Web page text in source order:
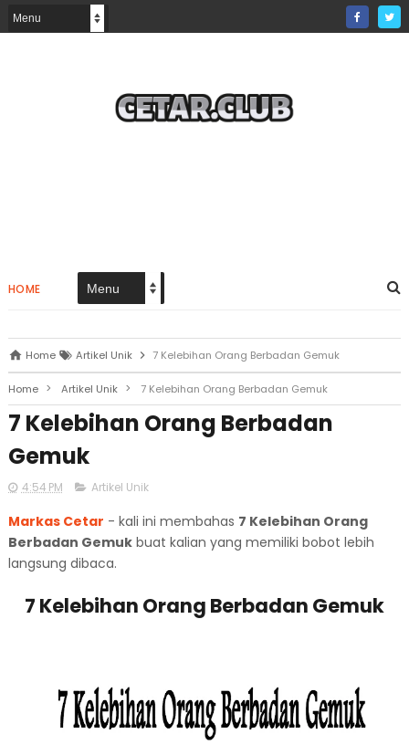
HOME
Home Artikel Unik 7 Kelebihan Orang Berbadan Gemuk
Home > Artikel Unik > 7 Kelebihan Orang Berbadan Gemuk
7 Kelebihan Orang Berbadan
Gemuk
4:54 PM Artikel Unik
Markas Cetar - kali ini membahas 7 Kelebihan Orang
Berbadan Gemukbuat kalian yang memiliki bobot lebih
langsung dibaca.
7 Kelebihan Orang Berbadan Gemuk